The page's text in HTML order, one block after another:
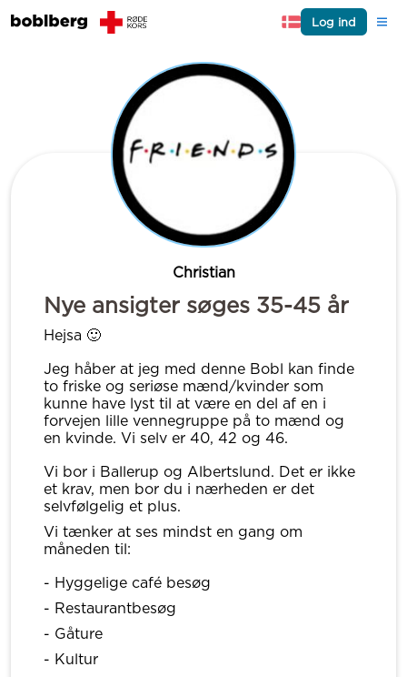
Log ind
Christian
Nye ansigter søges 35-45 år
Hejsa 🙂
Jeg håber at jeg med denne Bobl kan finde
to friske og seriøse mænd/kvinder som
kunne have lyst til at være en del af en i
forvejen lille vennegruppe på to mænd og
en kvinde. Vi selv er 40, 42 og 46.
Vi bor i Ballerup og Albertslund. Det er ikke
et krav, men bor du i nærheden er det
selvfølgelig et plus.
Vi tænker at ses mindst en gang om
måneden til:
- Hyggelige café besøg
- Restaurantbesøg
- Gåture
- Kultur